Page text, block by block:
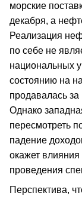
морские
декабря, а
Реализация
по себе не
национальных
состоянию на
продавалась
Однако
пересмотреть
падение
окажет
проведения
Перспектива,